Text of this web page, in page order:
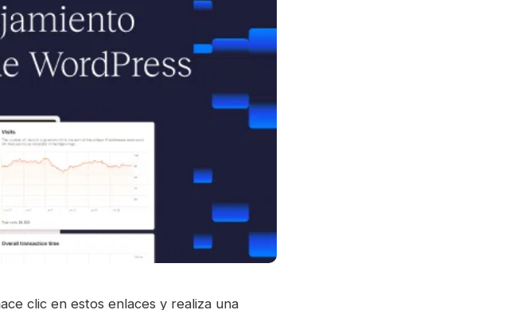
clic en estos enlaces y realiza una